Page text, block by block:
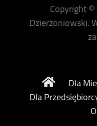
Copyright
Dzierżoniowski.
Dla
Dla